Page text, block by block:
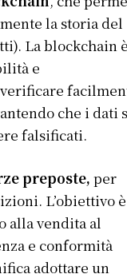
la storia del
La blockchain
e
che i dati
falsificati.
preposte,per
L’obiettivo è
alla vendita al
e conformità
adottare un